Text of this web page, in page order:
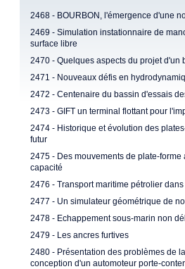
2468 - BOURBON, l'émergence d'une
2469 - Simulation instationnaire de
surface libre
2470 - Quelques aspects du projet d'un
2471 - Nouveaux défis en
2472 - Centenaire du bassin d'essais
2473 - GIFT un terminal flottant pour
2474 - Historique et évolution des
futur
2475 - Des mouvements de plate-
capacité
2476 - Transport maritime pétrolier
2477 - Un simulateur géométrique de
2478 - Echappement sous-marin non
2479 - Les ancres furtives
2480 - Présentation des problèmes de
conception d'un automoteur porte-